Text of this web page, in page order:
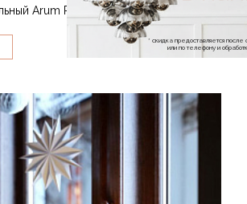
Arum Portable Lamp Black
* скидка предоставляется
или по телефону и